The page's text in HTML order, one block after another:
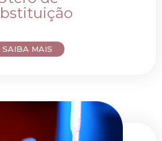
SAIBA MAIS